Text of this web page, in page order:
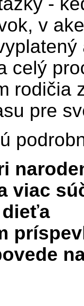
v
celý
rodičia
pre
viac